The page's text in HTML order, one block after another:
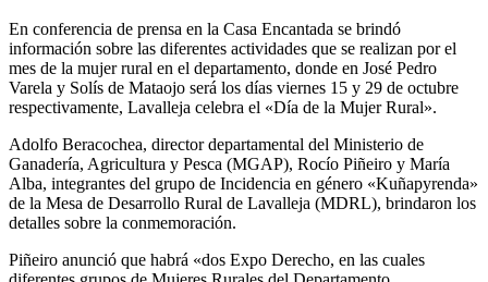
En conferencia de prensa en la Casa Encantada se brindó
información sobre las diferentes actividades que se realizan por el
mes de la mujer rural en el departamento, donde en José Pedro
Varela y Solís de Mataojo será los días viernes 15 y 29 de octubre
respectivamente, Lavalleja celebra el «Día de la Mujer Rural».
Adolfo Beracochea, director departamental del Ministerio de
Ganadería, Agricultura y Pesca (MGAP), Rocío Piñeiro y María
Alba, integrantes del grupo de Incidencia en género «Kuñapyrenda»
de la Mesa de Desarrollo Rural de Lavalleja (MDRL), brindaron los
detalles sobre la conmemoración.
Piñeiro anunció que habrá «dos Expo Derecho, en las cuales